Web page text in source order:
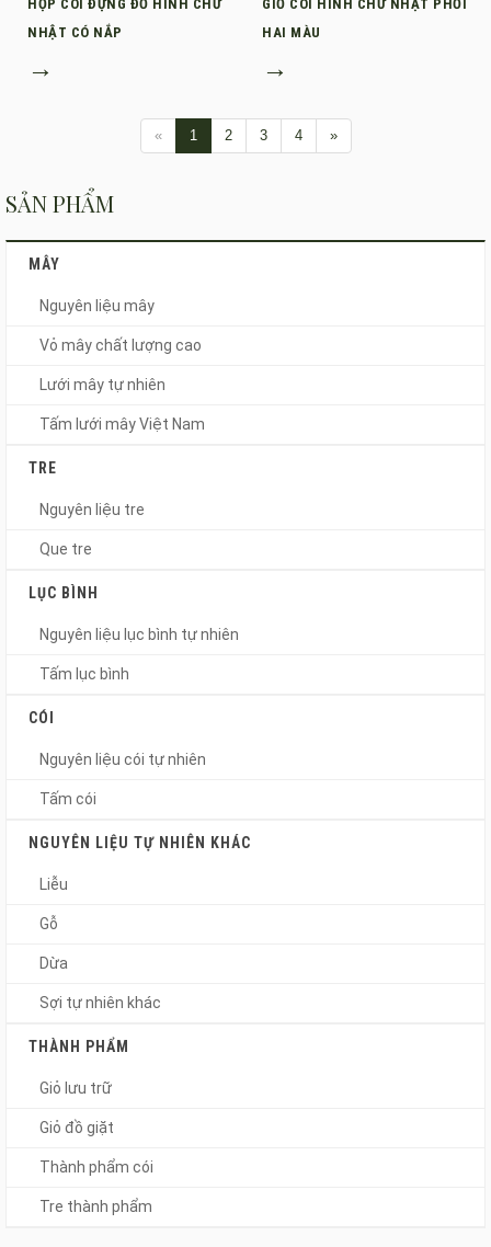
HỘP CÓI ĐỰNG ĐỒ HÌNH CHỮ
NHẬT CÓ NẮP
→
GIỎ CÓI HÌNH CHỮ NHẬT PHỐI
HAI MÀU
→
« 1 2 3 4 »
SẢN PHẨM
MÂY
Nguyên liệu mây
Vỏ mây chất lượng cao
Lưới mây tự nhiên
Tấm lưới mây Việt Nam
TRE
Nguyên liệu tre
Que tre
LỤC BÌNH
Nguyên liệu lục bình tự nhiên
Tấm lục bình
CÓI
Nguyên liệu cói tự nhiên
Tấm cói
NGUYÊN LIỆU TỰ NHIÊN KHÁC
Liễu
Gỗ
Dừa
Sợi tự nhiên khác
THÀNH PHẨM
Giỏ lưu trữ
Giỏ đồ giặt
Thành phẩm cói
Tre thành phẩm